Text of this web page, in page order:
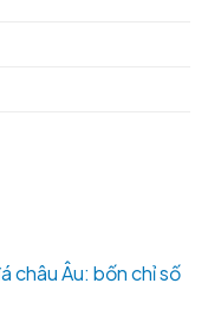
châu Âu: bốn chỉ số